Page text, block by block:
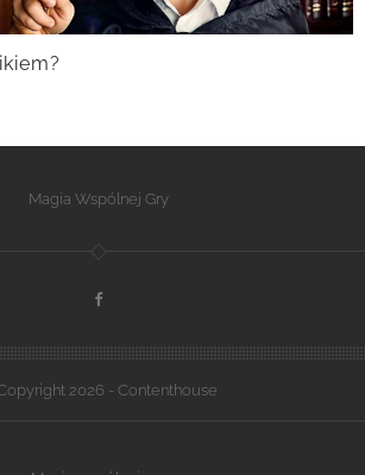
Magia Wspólnej Gry
2026 - Contenthouse